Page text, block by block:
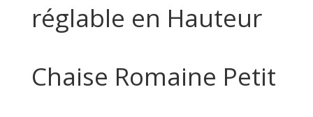
réglable en Hauteur
Chaise Romaine Petit